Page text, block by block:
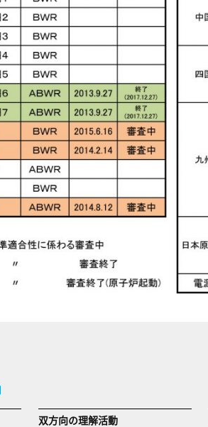
双方向の理解活動